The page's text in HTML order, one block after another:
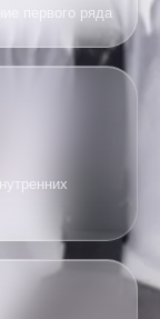
первого ряда